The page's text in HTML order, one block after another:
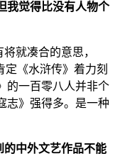
我觉得比没有人物个
就凑合的意思，
定《水浒传》着力刻
的一百零八人并非个
志》强得多。是一种
的中外文艺作品不能